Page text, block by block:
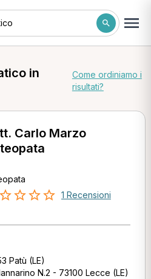
in
Come ordiniamo i
risultati?
Carlo Marzo
1 Recensioni
Patù (LE)
N.2 - 73100 Lecce (LE)